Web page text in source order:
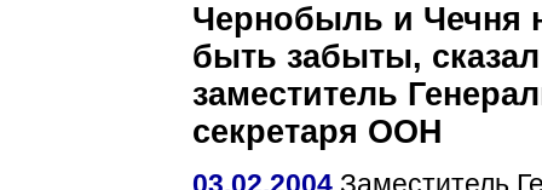
Чернобыль и Чечня
быть забыты, сказал
заместитель
секретаря ООН